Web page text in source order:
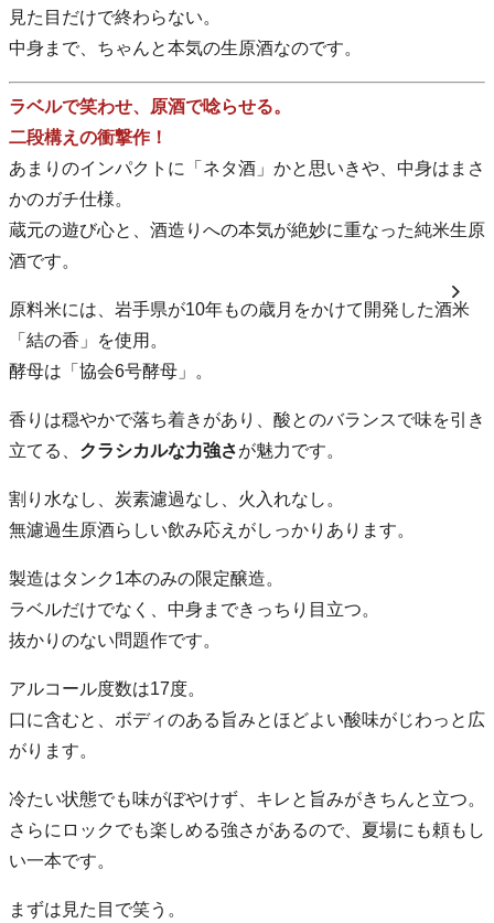
見た目だけで終わらない。
中身まで、ちゃんと本気の生原酒なのです。
ラベルで笑わせ、原酒で唸らせる。
二段構えの衝撃作！
あまりのインパクトに「ネタ酒」かと思いきや、中身はまさ
かのガチ仕様。
蔵元の遊び心と、酒造りへの本気が絶妙に重なった純米生原
酒です。
原料米には、岩手県が10年もの歳月をかけて開発した酒米
「結の香」を使用。
酵母は「協会6号酵母」。
香りは穏やかで落ち着きがあり、酸とのバランスで味を引き
立てる、 クラシカルな力強さが魅力です。
割り水なし、炭素濾過なし、火入れなし。
無濾過生原酒らしい飲み応えがしっかりあります。
製造はタンク1本のみの限定醸造。
ラベルだけでなく、中身まできっちり目立つ。
抜かりのない問題作です。
アルコール度数は17度。
口に含むと、ボディのある旨みとほどよい酸味がじわっと広
がります。
冷たい状態でも味がぼやけず、キレと旨みがきちんと立つ。
さらにロックでも楽しめる強さがあるので、夏場にも頼もし
い一本です。
まずは見た目で笑う。